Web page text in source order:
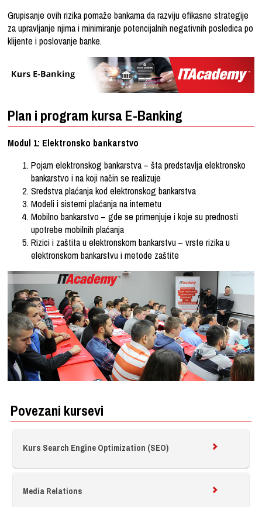
Grupisanje ovih rizika pomaže bankama da razviju efikasne strategije
za upravljanje njima i minimiranje potencijalnih negativnih posledica po
klijente i poslovanje banke.
Plan i program kursa E-Banking
Modul 1: Elektronsko bankarstvo
Pojam elektronskog bankarstva – šta predstavlja elektronsko
bankarstvo i na koji način se realizuje
Sredstva plaćanja kod elektronskog bankarstva
Modeli i sistemi plaćanja na internetu
Mobilno bankarstvo – gde se primenjuje i koje su prednosti
upotrebe mobilnih plaćanja
Rizici i zaštita u elektronskom bankarstvu – vrste rizika u
elektronskom bankarstvu i metode zaštite
Povezani kursevi
Kurs Search Engine Optimization (SEO)
Media Relations